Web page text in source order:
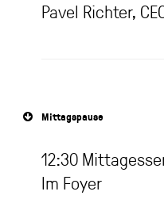
Pavel Richter,
Mittagspause
12:30
Im Foyer